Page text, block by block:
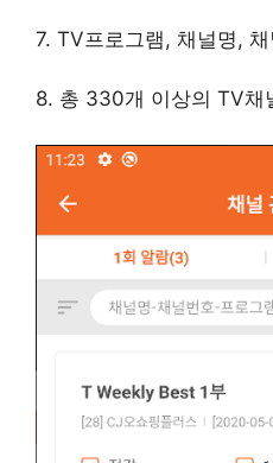
7. TV프로그램, 채널명,
8. 총 330개 이상의 TV채